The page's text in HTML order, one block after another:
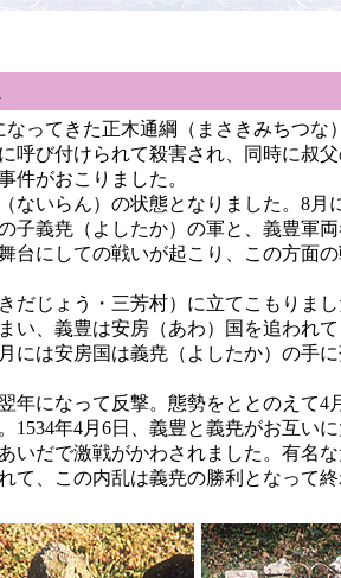
なってきた正木通綱（まさきみちつな
呼び付けられて殺害され、同時に叔
件がおこりました。
ないらん）の状態となりました。8月
子義尭（よしたか）の軍と、義豊軍
台にしての戦いが起こり、この方面
だじょう・三芳村）に立てこもりま
い、義豊は安房（あわ）国を追われ
には安房国は義尭（よしたか）の手
年になって反撃。態勢をととのえて4
1534年4月6日、義豊と義尭がお互い
いだで激戦がかわされました。有名
て、この内乱は義尭の勝利となって